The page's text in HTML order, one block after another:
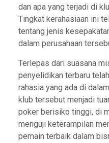
dan apa yang terjadi di
Tingkat kerahasiaan ini
tentang jenis
dalam perusahaan
Terlepas dari suasana
penyelidikan terbaru
rahasia yang ada di
klub tersebut menjadi
poker berisiko tinggi, di
menguji keterampilan
pemain terbaik dalam